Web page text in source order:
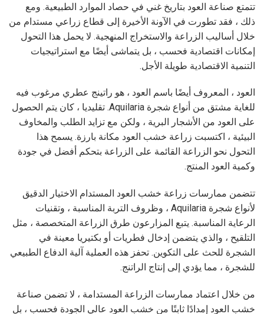
تتمتع صناعة العود بتاريخ غني في حصاد الموارد الطبيعية. ومع
ذلك ، فقد تطورت في الآونة الأخيرة إلى قطاع زراعي مستدام من
خلال أساليب الزراعة والاستخراج المنهجية. لا يحمل هذا التحول
إمكانات اقتصادية فحسب ، بل يتماشى أيضًا مع استراتيجيات
التنمية الاقتصادية طويلة الأجل.
العود ، المعروف أيضًا باسم العود ، هو راتينج عطري مرغوب فيه
للغاية مشتق من أنواع شجرة Aquilaria. تقليديا ، كان يتم الحصول
على العود من الأشجار البرية ، ولكن مع تزايد الطلب والمخاوف
البيئية ، اكتسبت زراعة خشب العود مكانة بارزة. يسمح هذا
التحول نحو الزراعة القائمة على الزراعة بتحكم أفضل في جودة
وكمية العود المنتج.
تتضمن ممارسات زراعة خشب العود المستدام الاختيار الدقيق
لأنواع شجرة Aquilaria ، وظروف التربة المناسبة ، وتقنيات
الرعاية المناسبة. يتبع المزارعون طرق الزراعة المتخصصة ، مثل
التلقيح ، والذي يتضمن إدخال فطريات أو بكتيريا معينة في
الشجرة للحث على التكوين. تحفز هذه العملية آلية الدفاع الطبيعي
للشجرة ، مما يؤدي إلى إنتاج الراتنج.
من خلال اعتماد ممارسات الزراعة المستدامة ، لا تضمن صناعة
خشب العود إمدادًا ثابتًا من خشب العود عالي الجودة فحسب ، بل